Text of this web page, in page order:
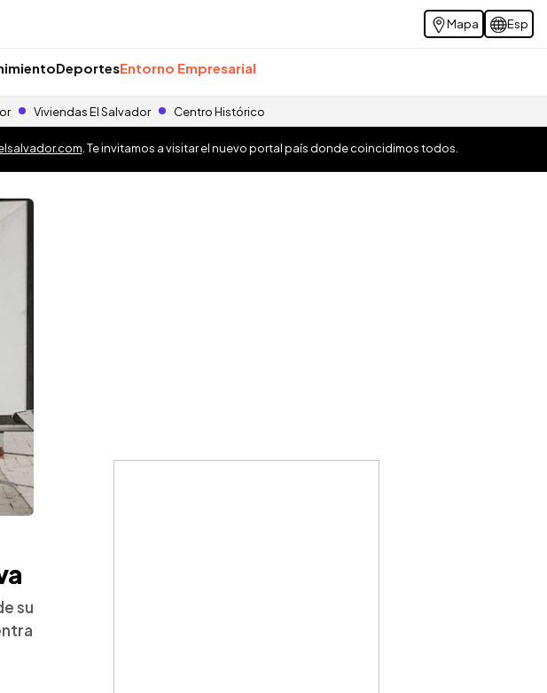
Mapa Esp
DeportesEntorno Empresarial
Viviendas El Salvador Centro Histórico
. Te invitamos a visitar el nuevo portal país donde coincidimos todos.
su